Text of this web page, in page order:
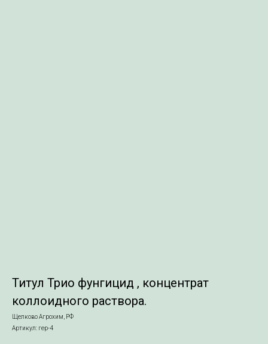
Титул Трио фунгицид , концентрат
коллоидного раствора.
Щелково Агрохим, РФ
Артикул: гер-4